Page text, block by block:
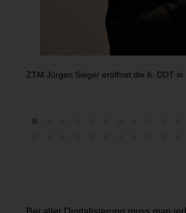
ZTM Jürgen Sieger eröffnet die 6. DDT